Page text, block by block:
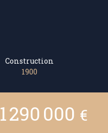
Construction
1900
1 290 000 €